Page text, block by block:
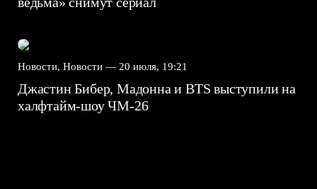
Новости, Новости — 20 июля, 19:21
Джастин Бибер, Мадонна и BTS выступили на
халфтайм-шоу ЧМ-26